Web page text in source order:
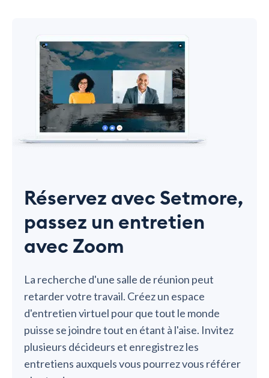
Réservez avec Setmore,
passez un entretien
avec Zoom
La recherche d'une salle de réunion peut
retarder votre travail. Créez un espace
d'entretien virtuel pour que tout le monde
puisse se joindre tout en étant à l'aise. Invitez
plusieurs décideurs et enregistrez les
entretiens auxquels vous pourrez vous référer